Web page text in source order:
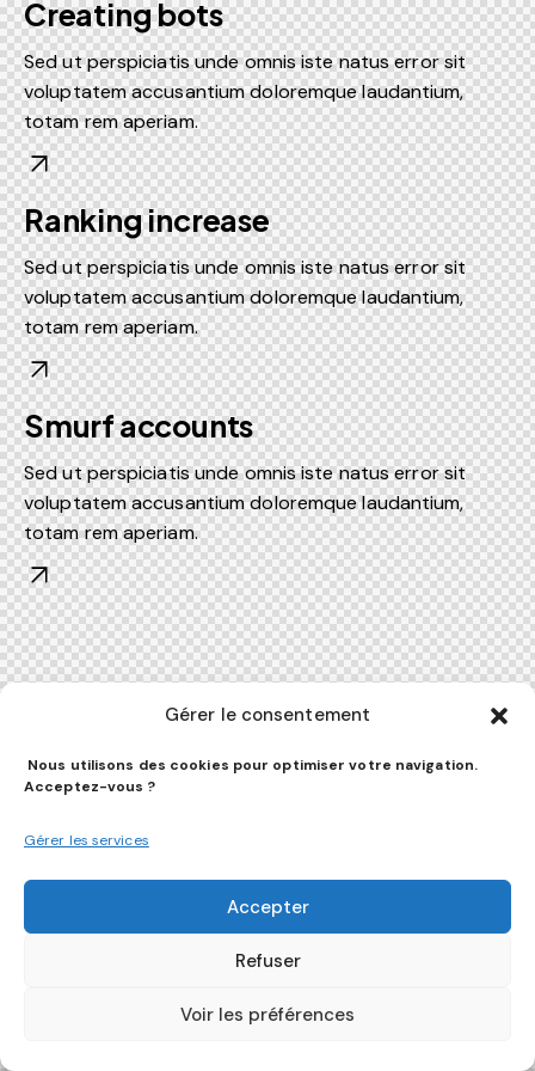
Gérer le consentement
Nous utilisons des cookies pour optimiser votre navigation.
Acceptez-vous ?
Gérer les services
Accepter
Refuser
Voir les préférences
Creating bots
Sed ut perspiciatis unde omnis iste natus error sit
voluptatem accusantium doloremque laudantium,
totam rem aperiam.
Ranking increase
Sed ut perspiciatis unde omnis iste natus error sit
voluptatem accusantium doloremque laudantium,
totam rem aperiam.
Smurf accounts
Sed ut perspiciatis unde omnis iste natus error sit
voluptatem accusantium doloremque laudantium,
totam rem aperiam.